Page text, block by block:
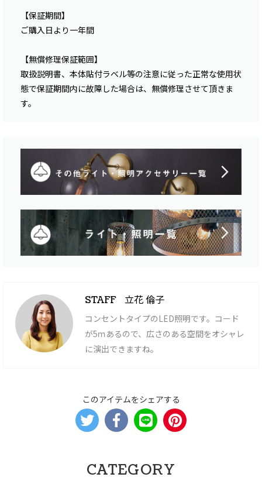
【保証期間】
ご購入日より一年間
【無償修理保証範囲】
取扱説明書、本体貼付ラベル等の注意に従った正常な使用状
態で保証期間内に故障した場合は、無償修理させて頂きま
す。
STAFF 立花 倫子
コンセントタイプのLED照明です。コード
が5ｍあるので、広さのある空間をオシャレ
に演出できますね。
このアイテムをシェアする
CATEGORY